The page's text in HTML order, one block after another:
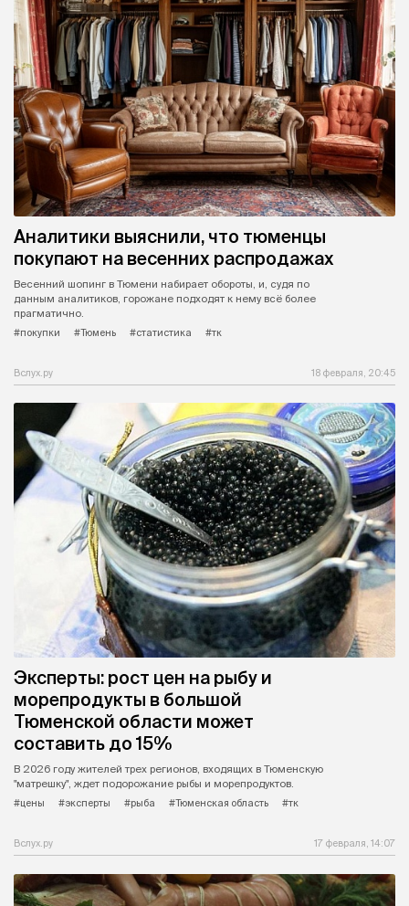
Аналитики выяснили, что тюменцы
покупают на весенних распродажах
Весенний шопинг в Тюмени набирает обороты, и, судя по
данным аналитиков, горожане подходят к нему всё более
прагматично.
#покупки
#Тюмень #статистика #тк
Вслух.ру 18 февраля, 20:45
Эксперты: рост цен на рыбу и
морепродукты в большой
Тюменской области может
составить до 15%
В 2026 году жителей трех регионов, входящих в Тюменскую
"матрешку", ждет подорожание рыбы и морепродуктов.
#цены
#эксперты #рыба #Тюменская область #тк
Вслух.ру 17 февраля, 14:07